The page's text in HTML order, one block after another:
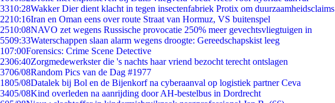
3310:28Wakker Dier dient klacht in tegen insectenfabriek Protix om duurzaamheidsclaims
2210:16Iran en Oman eens over route Straat van Hormuz, VS buitenspel
2510:08NAVO zet wegens Russische provocatie 250% meer gevechtsvliegtuigen in
5509:33Waterschappen slaan alarm wegens droogte: Gereedschapskist leeg
107:00Forensics: Crime Scene Detective
2306:40Zorgmedewerkster die 's nachts haar vriend bezocht terecht ontslagen
3706/08Random Pics van de Dag #1977
1805/08Datalek bij Bol en de Bijenkorf na cyberaanval op logistiek partner Ceva
3405/08Kind overleden na aanrijding door AH-bestelbus in Dordrecht